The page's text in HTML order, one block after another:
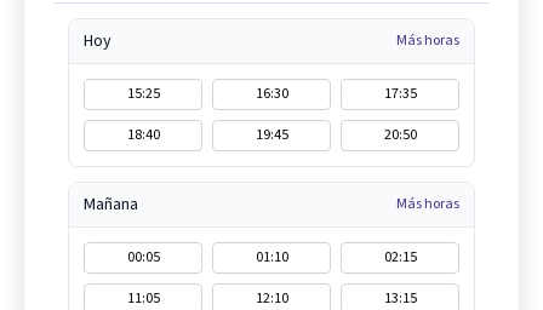
Hoy Más horas
15:25 16:30
17:35
18:40
19:45 20:50
Mañana Más horas
00:05 01:10
02:15
11:05
12:10 13:15